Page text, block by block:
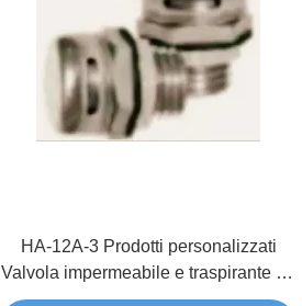
HA-12A-3 Prodotti personalizzati
Valvola impermeabile e traspirante La
combinazione perfetta di tecnologia e